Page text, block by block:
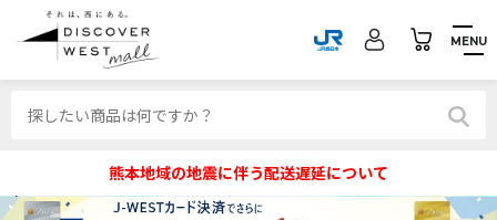
MENU
熊本地域の地震に伴う配送遅延について